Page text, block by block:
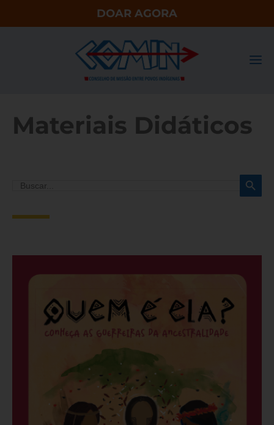
DOAR AGORA
Materiais Didáticos
Search
Search Button